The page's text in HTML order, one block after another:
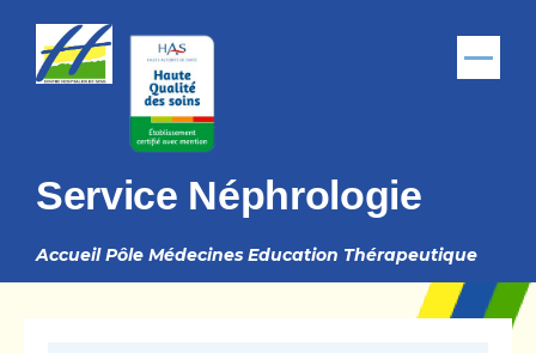
Menu
Service Néphrologie
Fil
Accueil Pôle Médecines Education Thérapeutique